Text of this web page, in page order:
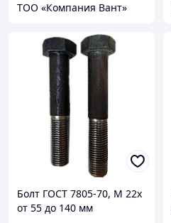
ТОО «Компания Вант»
Болт ГОСТ 7805-70, М 22х
от 55 до 140 мм